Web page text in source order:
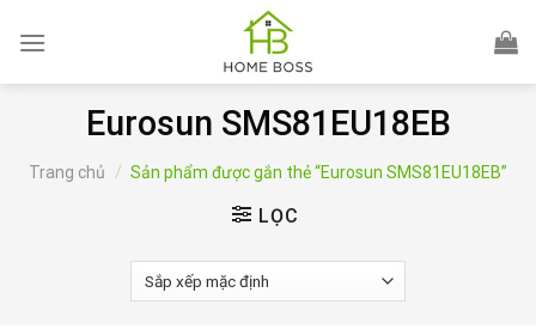
Eurosun SMS81EU18EB
Trang chủ / Sản phẩm được gắn thẻ “Eurosun SMS81EU18EB”
LỌC